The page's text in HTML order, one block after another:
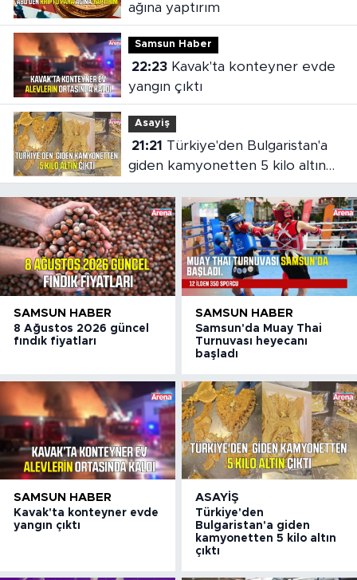
ağına yaptırım
Samsun Haber
22:23Kavak'ta konteyner evde
yangın çıktı
Asayiş
21:21
giden kamyonetten 5 kilo altın
çıktı
SAMSUN HABER
8 Ağustos 2026 güncel
fındık fiyatları
SAMSUN HABER
Samsun'da Muay Thai
Turnuvası heyecanı
başladı
SAMSUN HABER
Kavak'ta konteyner evde
yangın çıktı
ASAYIŞ
Türkiye'den
Bulgaristan'a giden
kamyonetten 5 kilo altın
çıktı